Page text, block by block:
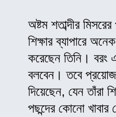
অষ্টম শতাব্দীর
শিক্ষার ব্যাপারে
করেছেন তিনি। বরং
বলবেন। তবে
দিয়েছেন, যেন তাঁরা
পছন্দের কোনো